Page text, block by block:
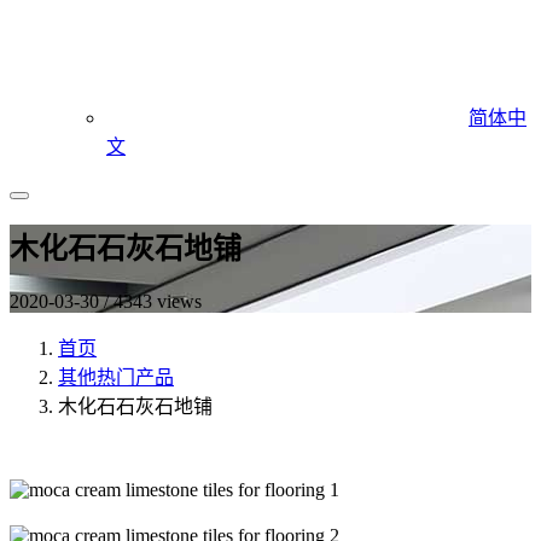
简体中
文
木化石石灰石地铺
2020-03-30 / 4343 views
首页
其他热门产品
木化石石灰石地铺